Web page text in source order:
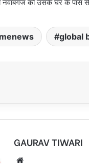
नवाबगंज को उसके घर के पास से
global
GAURAV TIWARI